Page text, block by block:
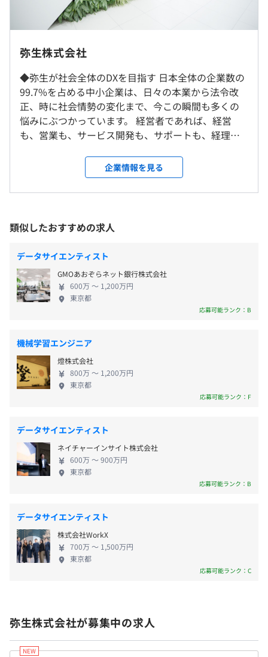
◆弥生25シリーズ：デスクトップアプリケーション、はじ
に。豊富なラインナップからお客さまの業務をスムースに
するソフトが見つかります。
◆弥生のかんたん会社設立：弥生の事業支援サービス、
「無料」で「かんたん」に会社設立 の案内にしたがって
入力を進めるだけで、株式・合同会社設立に必要な書類を
作成できます。
情報交換を積極的におこなっています。
◆書籍、社外勉強会・カンファレンス参加費用の補助制度
◆研修の実施、資格手当・報奨金制度
◆コードレビュー、ペアプログラミングの実施
◆AWS練習環境の提供
プロジェクトごとに選択、ウォーターフォール、アジャイ
ル、スクラム
Apache Spark
就業場所の変更範囲
東京本社、および自宅
＜変更範囲＞
会社の定める事業所
受動喫煙防止措置に関する事項
屋内原則禁煙（喫煙室あり）
想定年収は年収提示額を保証するものではありません）
フレックスタイム制 標準労働時間1日7.5時間（コアタイ
ム10:00~15:00)
残業：有
リモート勤務可(週1での出社想定)、業務都合によって出
休憩時間：休憩60分 ※昼食時間は業務の都合により各々
完全週休2日制（土、日）、祝日休み
夏季（3日）、年末年始（12/29～1/3）、年次有給休暇、
特別有給休暇（慶弔休暇等）、リフレッシュ休暇（5年ご
とに5日）
【働き方支援】
・育児短時間勤務（お子さんが小学校卒業まで）
・UIターン転職の方への入社時転居費用補助
・資格合格お祝い金・資格維持費支給
（税理士：科目ごとに50,000円または100,000円、公認会
計士：短答式 150,000円 論文式 200,000円、社会保険労務
士・中小企業診断士・情報処理安全確保支援士：100,000
円の合格お祝い金、またそれぞれ資格維持にかかる費用を
・資格取得、研修受講の補助
【長期勤続支援】
・リフレッシュ休暇補助金(5年ごとに50,000円)
・永年勤続表彰金(10年目：100,000円。以後10年ごとに
・固定賞与4月10月
・業績賞与12月
弥生株式会社
◆弥生が社会全体のDXを目指す 日本全体の企業数の
99.7%を占める中小企業は、日々の本業から法令改
正、時に社会情勢の変化まで、今この瞬間も多くの
悩みにぶつかっています。 経営者であれば、経営
も、営業も、サービス開発も、サポートも、経理も
生は、夢を実現しようとする人を応援すると同時
に、彼らがつまずくことのないよう、あらゆるステ
ップに寄り添い、支える存在でありたいと考えてい
課題を本質的に解決していくために使命感をもっ
て、変化を推し進めています。 ◆中小企業を元気に
することで、日本の好循環をつくる さまざまな中小
企業が元気になれば、そこで働く人びとの気持ちも
未来も元気になる。 それは、日本の経済が成長し、
社会が元気になることにつながる。 弥生は、中小企
業の活力を生み出すことで、日本の活力を生み出す
画・開発からサポートまで、すべての工程を自社で
おこないます。お客さまの声を企画・開発に反映でき
るので、より使いやすい製品の開発に専念できる環
境です。 クラウドアプリ、デスクトップアプリ、
Azure、AWS、iOS／Androidアプリ、AI／ML、
セキュリティなどエンジニアが関わる範囲も広く、
さまざまな場面で活躍しながら、多彩なスキルを身
につけることができます。
企業情報を見る
類似したおすすめの求人
データサイエンティスト
GMOあおぞらネット銀行株式会社
600万 〜 1,200万円
東京都
応募可能ランク：B
機械学習エンジニア
燈株式会社
800万 〜 1,200万円
東京都
応募可能ランク：F
データサイエンティスト
ネイチャーインサイト株式会社
600万 〜 900万円
東京都
応募可能ランク：B
データサイエンティスト
株式会社WorkX
700万 〜 1,500万円
東京都
応募可能ランク：C
弥生株式会社が募集中の求人